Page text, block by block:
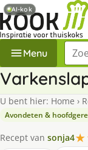
Menu
U bent hier: Home ›
Avondeten &
Recept van sonja4
AI-kok